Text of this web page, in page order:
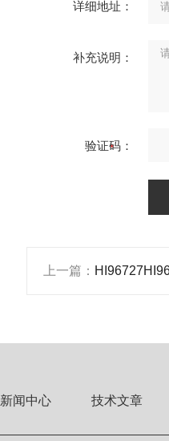
详细地址：
补充说明：
验证码：
上一篇： HI96727HI96727
新闻中心 技术文章